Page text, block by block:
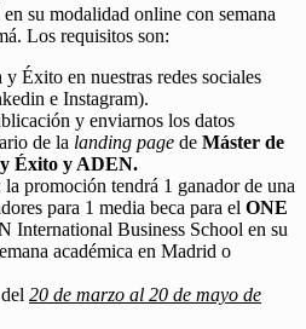
su modalidad online con semana
Los requisitos son:
Éxito en nuestras redes sociales
e Instagram).
y enviarnos los datos
de la landing page de Máster de
y Éxito y ADEN.
promoción tendrá 1 ganador de una
para 1 media beca para el ONE
International Business School en su
académica en Madrid o
20 de marzo al 20 de mayo de